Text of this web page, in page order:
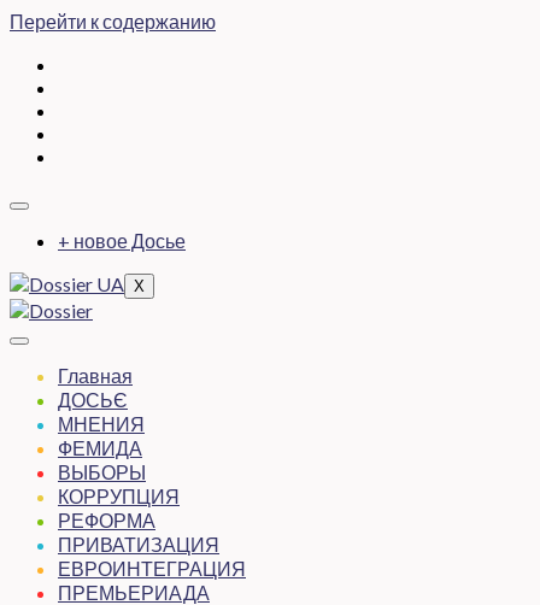
Перейти к содержанию
+ новое Досье
X
Главная
ДОСЬЄ
МНЕНИЯ
ФЕМИДА
ВЫБОРЫ
КОРРУПЦИЯ
РЕФОРМА
ПРИВАТИЗАЦИЯ
ЕВРОИНТЕГРАЦИЯ
ПРЕМЬЕРИАДА